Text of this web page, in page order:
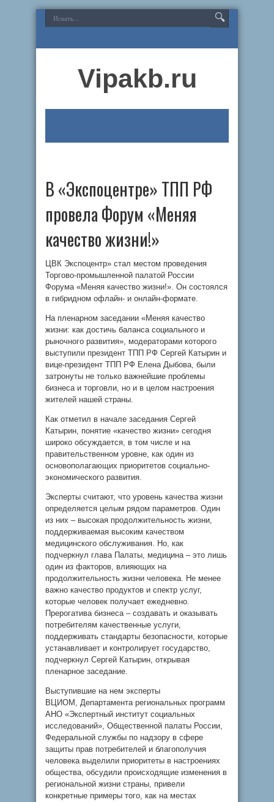
Vipakb.ru
В «Экспоцентре» ТПП РФ
провела Форум «Меняя
качество жизни!»
ЦВК Экспоцентр» стал местом проведения
Торгово-промышленной палатой России
Форума «Меняя качество жизни!». Он состоялся
в гибридном офлайн- и онлайн-формате.
На пленарном заседании «Меняя качество
жизни: как достичь баланса социального и
рыночного развития», модераторами которого
выступили президент ТПП РФ Сергей Катырин и
вице-президент ТПП РФ Елена Дыбова, были
затронуты не только важнейшие проблемы
бизнеса и торговли, но и в целом настроения
жителей нашей страны.
Как отметил в начале заседания Сергей
Катырин, понятие «качество жизни» сегодня
широко обсуждается, в том числе и на
правительственном уровне, как один из
основополагающих приоритетов социально-
экономического развития.
Эксперты считают, что уровень качества жизни
определяется целым рядом параметров. Один
из них – высокая продолжительность жизни,
поддерживаемая высоким качеством
медицинского обслуживания. Но, как
подчеркнул глава Палаты, медицина – это лишь
один из факторов, влияющих на
продолжительность жизни человека. Не менее
важно качество продуктов и спектр услуг,
которые человек получает ежедневно.
Прерогатива бизнеса – создавать и оказывать
потребителям качественные услуги,
поддерживать стандарты безопасности, которые
устанавливает и контролирует государство,
подчеркнул Сергей Катырин, открывая
пленарное заседание.
Выступившие на нем эксперты
ВЦИОМ, Департамента региональных программ
АНО «Экспертный институт социальных
исследований», Общественной палаты России,
Федеральной службы по надзору в сфере
защиты прав потребителей и благополучия
человека выделили приоритеты в настроениях
общества, обсудили происходящие изменения в
региональной жизни страны, привели
конкретные примеры того, как на местах